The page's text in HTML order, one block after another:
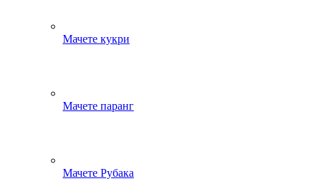
Мачете кукри
Мачете паранг
Мачете Рубака